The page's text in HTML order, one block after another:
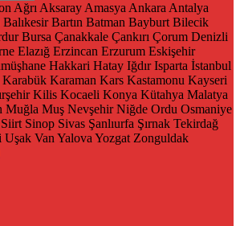
Ağrı Aksaray Amasya Ankara Antalya
Balıkesir Bartın Batman Bayburt Bilecik
Bursa Çanakkale Çankırı Çorum Denizli
Elazığ Erzincan Erzurum Eskişehir
Hakkari Hatay Iğdır Isparta İstanbul
Karabük Karaman Kars Kastamonu Kayseri
Kilis Kocaeli Konya Kütahya Malatya
Muğla Muş Nevşehir Niğde Ordu Osmaniye
Siirt Sinop Sivas Şanlıurfa Şırnak Tekirdağ
Uşak Van Yalova Yozgat Zonguldak